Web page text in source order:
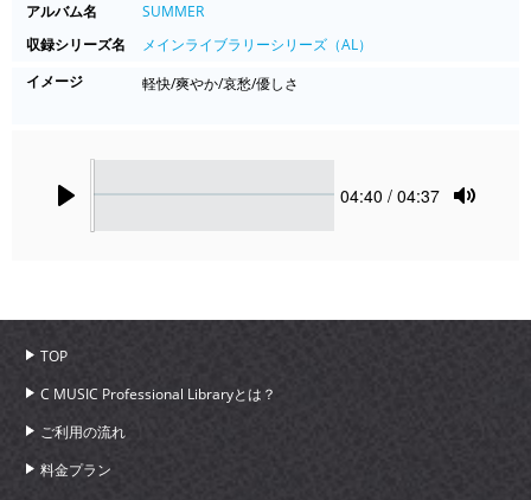
アルバム名
SUMMER
収録シリーズ名
メインライブラリーシリーズ（AL）
イメージ
軽快/爽やか/哀愁/優しさ
Current
04:40 / 04:37
TOP
C MUSIC Professional Libraryとは？
ご利用の流れ
料金プラン